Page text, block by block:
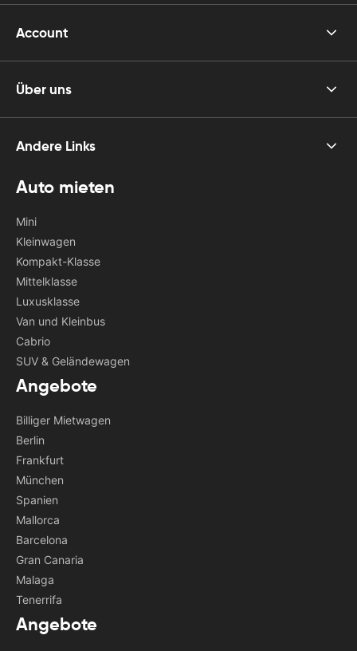
Account
Über uns
Andere Links
Auto mieten
Mini
Kleinwagen
Kompakt-Klasse
Mittelklasse
Luxusklasse
Van und Kleinbus
Cabrio
SUV & Geländewagen
Angebote
Billiger Mietwagen
Berlin
Frankfurt
München
Spanien
Mallorca
Barcelona
Gran Canaria
Malaga
Tenerrifa
Angebote